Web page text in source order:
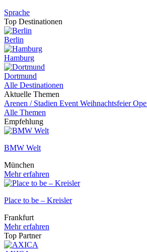
Sprache
Top Destinationen
Berlin
Hamburg
Dortmund
Alle Destinationen
Aktuelle Themen
Arenen / Stadien Event Weihnachtsfeier
Alle Themen
Empfehlung
BMW Welt
München
Mehr erfahren
Place to be – Kreisler
Frankfurt
Mehr erfahren
Top Partner